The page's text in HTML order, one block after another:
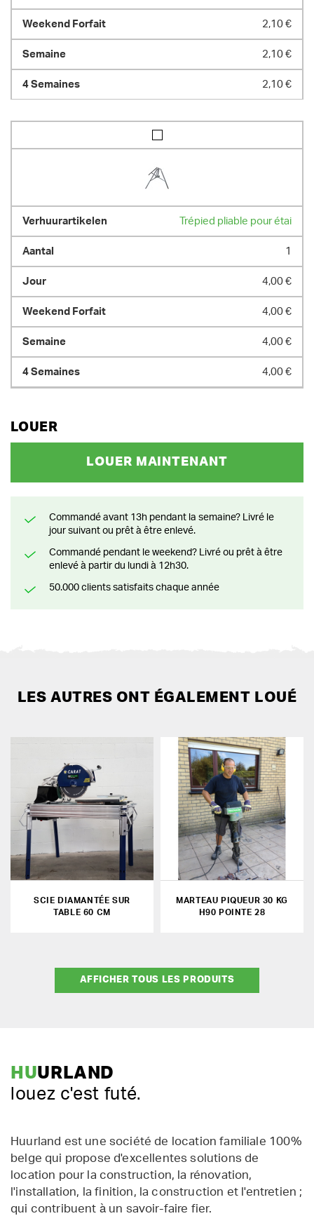
2,10 €
2,10 €
2,10 €
Trépied pliable pour étai
1
4,00 €
4,00 €
4,00 €
4,00 €
LOUER
LOUER MAINTENANT
Commandé avant 13h pendant la semaine? Livré le
jour suivant ou prêt à être enlevé.
Commandé pendant le weekend? Livré ou prêt à être
enlevé à partir du lundi à 12h30.
50.000 clients satisfaits chaque année
LES AUTRES ONT ÉGALEMENT LOUÉ
SCIE DIAMANTÉE SUR
TABLE 60 CM
MARTEAU PIQUEUR 30 KG
H90 POINTE 28
AFFICHER TOUS LES PRODUITS
HUURLAND
louez c'est futé.
Huurland est une société de location familiale 100%
belge qui propose d'excellentes solutions de
location pour la construction, la rénovation,
l'installation, la finition, la construction et l'entretien ;
qui contribuent à un savoir-faire fier.